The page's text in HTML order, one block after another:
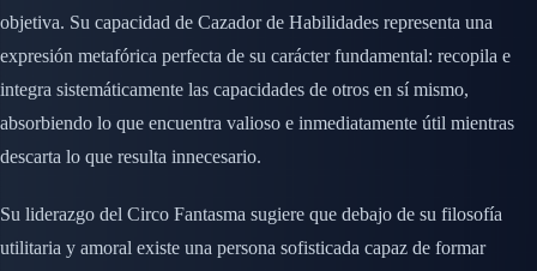
objetiva. Su capacidad de Cazador de Habilidades representa una
expresión metafórica perfecta de su carácter fundamental: recopila e
integra sistemáticamente las capacidades de otros en sí mismo,
absorbiendo lo que encuentra valioso e inmediatamente útil mientras
descarta lo que resulta innecesario.
Su liderazgo del Circo Fantasma sugiere que debajo de su filosofía
utilitaria y amoral existe una persona sofisticada capaz de formar